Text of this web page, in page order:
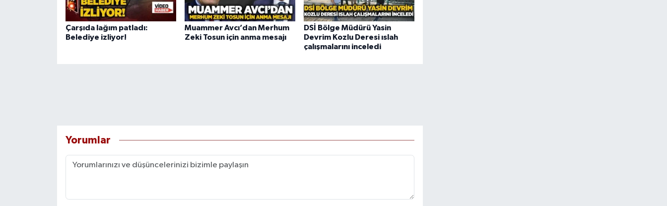
Çarşıda lağım patladı:
Belediye izliyor!
Muammer Avcı’dan Merhum
Zeki Tosun için anma mesajı
DSİ Bölge Müdürü Yasin
Devrim Kozlu Deresi ıslah
çalışmalarını inceledi
Yorumlar